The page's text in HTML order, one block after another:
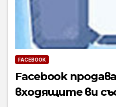
FACEBOOK
Facebook
входящите ви